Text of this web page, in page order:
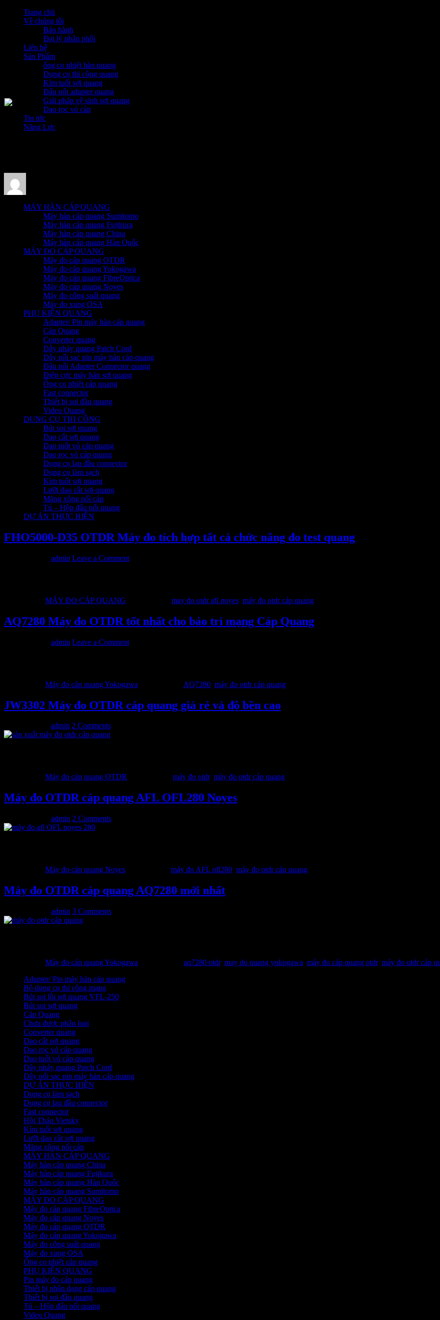
Trang chủ
Về chúng tôi
Bảo hành
Đại lý phân phối
Liên hệ
Sản Phẩm
ống co nhiệt hàn quang
Dụng cụ thi công quang
Kìm tuốt sợi quang
Đấu nối adapter quang
Giải pháp vệ sinh sợi quang
Dao rọc vỏ cáp
Tin tức
Năng Lực
MÁY HÀN CÁP QUANG
Máy hàn cáp quang Sumitomo
Máy hàn cáp quang Fujikura
Máy hàn cáp quang China
Máy hàn cáp quang Hàn Quốc
MÁY ĐO CÁP QUANG
Máy đo cáp quang OTDR
Máy đo cáp quang Yokogawa
Máy đo cáp quang FibreOptica
Máy đo cáp quang Noyes
Máy đo công suất quang
Máy đo xung OSA
PHỤ KIỆN QUANG
Adapter/ Pin máy hàn cáp quang
Cáp Quang
Converter quang
Dây nhảy quang Patch Cord
Dây nối sạc pin máy hàn cáp quang
Đầu nối Adapter Connector quang
Điện cực máy hàn sợi quang
Ống co nhiệt cáp quang
Fast connector
Thiết bị soi đầu quang
Video Quang
DỤNG CỤ THI CÔNG
Bút soi sợi quang
Dao cắt sợi quang
Dao tuốt vỏ cáp quang
Dao rọc vỏ cáp quang
Dụng cụ lau đầu connector
Dụng cụ làm sạch
Kìm tuốt sợi quang
Lưỡi dao cắt sợi quang
Măng xông nối cáp
Tủ – Hộp đấu nối quang
DỰ ÁN THỰC HIỆN
FHO5000-D35 OTDR Máy đo tích hợp tất cả chức năng đo test quang
admin Leave a Comment
MÁY ĐO CÁP QUANG may do otdr afl noyes máy đo otdr cáp quang
AQ7280 Máy đo OTDR tốt nhất cho bảo trì mạng Cáp Quang
admin Leave a Comment
Máy đo cáp quang Yokogawa AQ7280 máy đo otdr cáp quang
JW3302 Máy đo OTDR cáp quang giá rẻ và độ bền cao
admin 2 Comments
Máy đo cáp quang OTDR máy đo otdr, máy đo otdr cáp quang
Máy đo OTDR cáp quang AFL OFL280 Noyes
admin 2 Comments
Máy đo cáp quang Noyes máy đo AFL ofl280 máy đo otdr cáp quang
Máy đo OTDR cáp quang AQ7280 mới nhất
admin 3 Comments
Máy đo cáp quang Yokogawa aq7280 otdr, may do quang yokogawa máy đo cáp quang otdr, máy đo otdr cáp
Adapter/ Pin máy hàn cáp quang
Bộ dụng cụ thi công mạng
Bút soi lỗi sợi quang VFL-250
Bút soi sợi quang
Cáp Quang
Chưa được phân loại
Converter quang
Dao cắt sợi quang
Dao rọc vỏ cáp quang
Dao tuốt vỏ cáp quang
Dây nhảy quang Patch Cord
Dây nối sạc pin máy hàn cáp quang
DỰ ÁN THỰC HIỆN
Dụng cụ làm sạch
Dụng cụ lau đầu connector
Fast connector
Hội Thảo Vietsky
Kìm tuốt sợi quang
Lưỡi dao cắt sợi quang
Măng xông nối cáp
MÁY HÀN CÁP QUANG
Máy hàn cáp quang China
Máy hàn cáp quang Fujikura
Máy hàn cáp quang Hàn Quốc
Máy hàn cáp quang Sumitomo
MÁY ĐO CÁP QUANG
Máy đo cáp quang FibreOptica
Máy đo cáp quang Noyes
Máy đo cáp quang OTDR
Máy đo cáp quang Yokogawa
Máy đo công suất quang
Máy đo xung OSA
Ống co nhiệt cáp quang
PHỤ KIỆN QUANG
Pin máy đo cáp quang
Thiết bị nhận dạng cáp quang
Thiết bị soi đầu quang
Tủ – Hộp đấu nối quang
Video Quang